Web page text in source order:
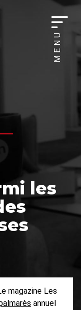
MENU
les
magazine Les
annuel